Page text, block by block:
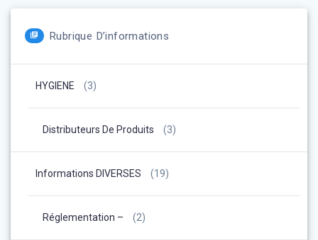
Rubrique D’informations
HYGIENE (3)
Distributeurs De Produits (3)
Informations DIVERSES (19)
Réglementation – (2)